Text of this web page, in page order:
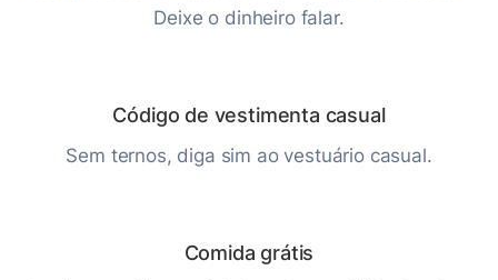
Deixe o dinheiro falar.
Código de vestimenta casual
Sem ternos, diga sim ao vestuário casual.
Comida grátis